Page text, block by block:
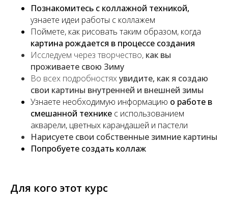
Познакомитесь с коллажной техникой,
узнаете идеи работы с коллажем
Поймете, как рисовать таким образом, когда
картина рождается в процессе создания
Исследуем через творчество, как вы
проживаете свою Зиму
Во всех подробностяхувидите, как я создаю
свои картины внутренней и внешней зимы
Узнаете необходимую информацию о работе в
смешанной технике с использованием
акварели, цветных карандашей и пастели
Нарисуете свои собственные зимние картины
Попробуете создать коллаж
Для кого этот курс